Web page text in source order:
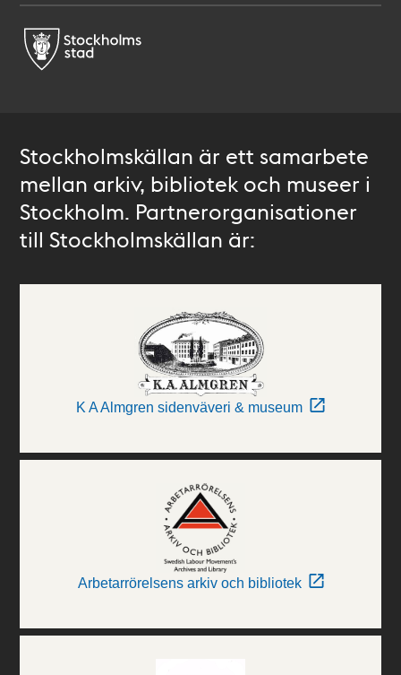
Stockholmskällan är ett samarbete
mellan arkiv, bibliotek och museer i
Stockholm. Partnerorganisationer
till Stockholmskällan är:
K A Almgren sidenväveri & museum
Arbetarrörelsens arkiv och bibliotek